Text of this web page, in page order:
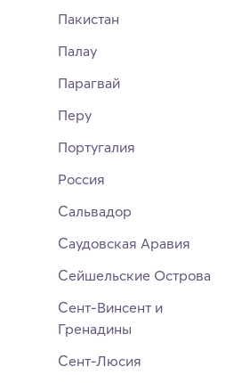
Пакистан
Палау
Парагвай
Перу
Португалия
Россия
Сальвадор
Саудовская Аравия
Сейшельские Острова
Сент-Винсент и
Гренадины
Сент-Люсия